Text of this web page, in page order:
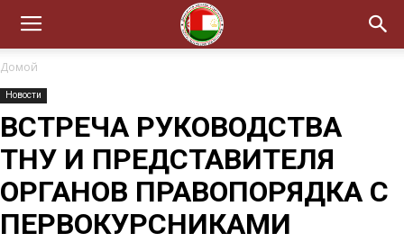
Домой
Новости
ВСТРЕЧА РУКОВОДСТВА
ТНУ И ПРЕДСТАВИТЕЛЯ
ОРГАНОВ ПРАВОПОРЯДКА С
ПЕРВОКУРСНИКАМИ